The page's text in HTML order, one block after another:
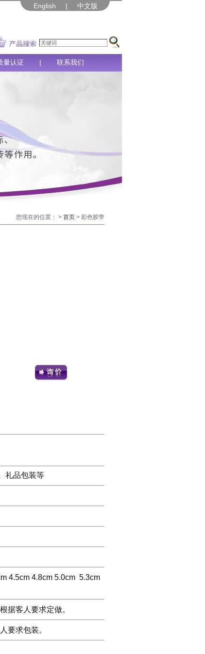
English | 中文版
量认证 | 联系我们
您现在的位置： > 首页> 彩色胶带
礼品包装等
4.5cm 4.8cm 5.0cm 5.3cm
据客人要求定做。
要求包装。